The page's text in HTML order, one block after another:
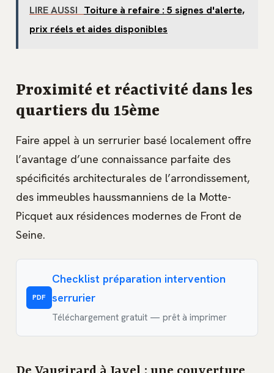
LIRE AUSSI Toiture à refaire : 5 signes d'alerte,
prix réels et aides disponibles
Proximité et réactivité dans les
quartiers du 15ème
Faire appel à un serrurier basé localement offre
l’avantage d’une connaissance parfaite des
spécificités architecturales de l’arrondissement,
des immeubles haussmanniens de la Motte-
Picquet aux résidences modernes de Front de
Seine.
PDF
Checklist préparation intervention
serrurier
Téléchargement gratuit — prêt à imprimer